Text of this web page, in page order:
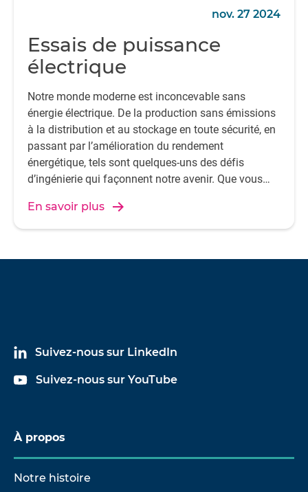
nov. 27 2024
Essais de puissance
électrique
Notre monde moderne est inconcevable sans
énergie électrique. De la production sans émissions
à la distribution et au stockage en toute sécurité, en
passant par l’amélioration du rendement
énergétique, tels sont quelques-uns des défis
d’ingénierie qui façonnent notre avenir. Que vous
l’automatisation industrielle ou les systèmes
énergétiques durables, la performance électrique est
En savoir plus
Suivez-nous sur LinkedIn
Suivez-nous sur YouTube
À propos
Notre histoire